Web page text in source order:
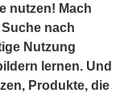
nutzen! Mach
nach
Nutzung
lernen. Und
Produkte, die